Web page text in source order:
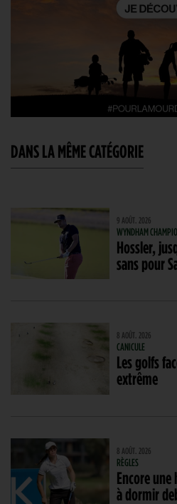
DANS LA MÊME CATÉGORIE
9 AOÛT. 2026
WYNDHAM
Hossler,
sans pour
8 AOÛT. 2026
CANICULE
Les golfs
extrême
8 AOÛT. 2026
RÈGLES
Encore
à dormir